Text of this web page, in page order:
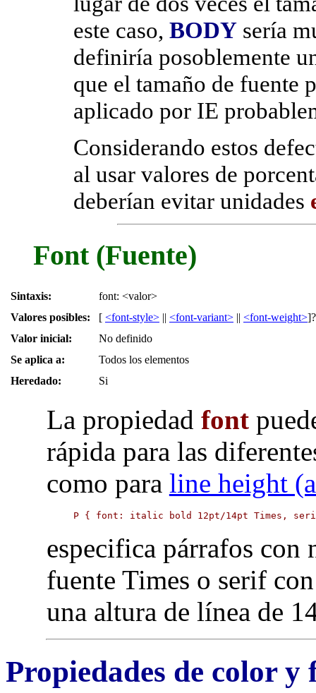
este caso,BODY sería
definiría posoblemente
que el tamaño de fuente
aplicado por IE
Considerando estos
al usar valores de
deberían evitar unidades
Font (Fuente)
Sintaxis:
font: <valor>
Valores posibles:
[ <font-style> || <font-variant> || <font-weight>
Valor inicial:
No definido
Se aplica a:
Todos los elementos
Heredado:
Si
La propiedad font
rápida para las
como para line height
P { font: italic bold 12pt/14pt Times,
especifica párrafos
fuente Times o serif
una altura de línea de
Propiedades de color y